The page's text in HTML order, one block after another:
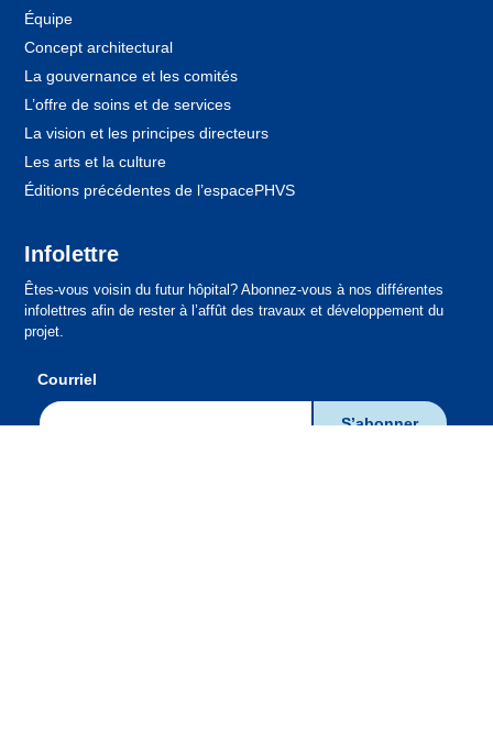
Équipe
Concept architectural
La gouvernance et les comités
L’offre de soins et de services
La vision et les principes directeurs
Les arts et la culture
Éditions précédentes de l’espacePHVS
Infolettre
Êtes-vous voisin du futur hôpital? Abonnez-vous à nos différentes
infolettres afin de rester à l’affût des travaux et développement du
projet.
Courriel